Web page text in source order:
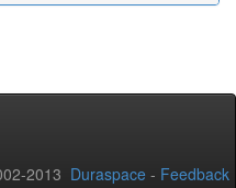
2013 Duraspace - Feedback